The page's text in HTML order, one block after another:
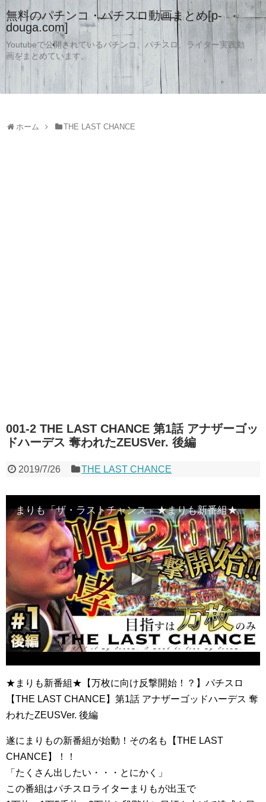
無料のパチンコ・パチスロ動画まとめ[p-
douga.com]
Youtubeで公開されているパチンコ、パチスロ、ライター実践動
画をまとめています。
ホーム THE LAST CHANCE
001-2 THE LAST CHANCE 第1話 アナザーゴッ
ドハーデス 奪われたZEUSVer. 後編
2019/7/26 THE LAST CHANCE
まりも「ザ・ラストチャンス」★まりも新番組★【万枚に向け反撃開始！？】パチスロ【THE LAST CHANCE】第1話 アナザーゴッドハーデス 奪われたZEUSVer. 後編
★まりも新番組★【万枚に向け反撃開始！？】パチスロ
【THE LAST CHANCE】第1話 アナザーゴッドハーデス 奪
われたZEUSVer. 後編
遂にまりもの新番組が始動！その名も【THE LAST
CHANCE】！！
「たくさん出したい・・・とにかく」
この番組はパチスロライターまりもが出玉で